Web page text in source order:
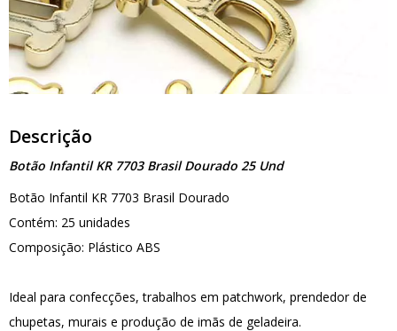
Descrição
Botão Infantil KR 7703 Brasil Dourado 25 Und
Botão Infantil KR 7703 Brasil Dourado
Contém: 25 unidades
Composição: Plástico ABS
Ideal para confecções, trabalhos em patchwork, prendedor de
chupetas, murais e produção de imãs de geladeira.